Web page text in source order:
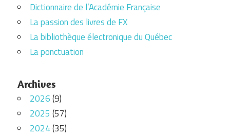
Dictionnaire de l’Académie Française
La passion des livres de FX
La bibliothèque électronique du Québec
La ponctuation
Archives
2026(9)
2025 (57)
2024(35)